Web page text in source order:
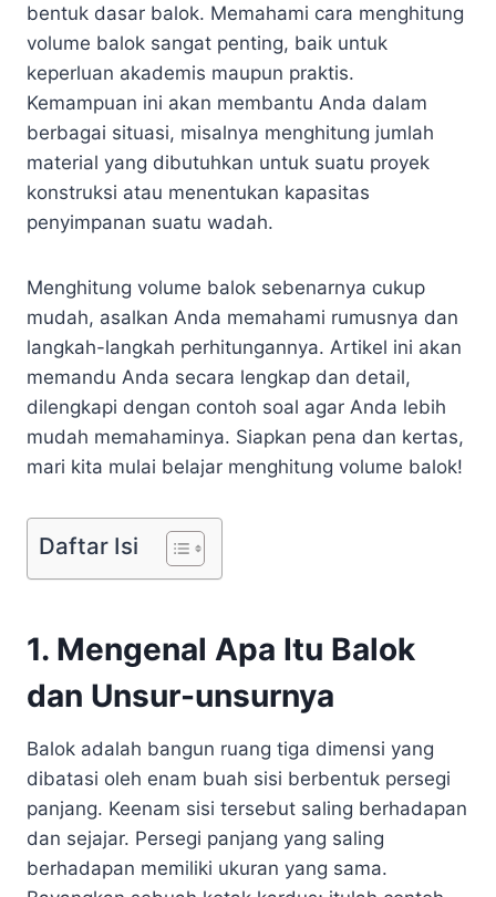
bentuk dasar balok. Memahami cara menghitung
volume balok sangat penting, baik untuk
keperluan akademis maupun praktis.
Kemampuan ini akan membantu Anda dalam
berbagai situasi, misalnya menghitung jumlah
material yang dibutuhkan untuk suatu proyek
konstruksi atau menentukan kapasitas
penyimpanan suatu wadah.
Menghitung volume balok sebenarnya cukup
mudah, asalkan Anda memahami rumusnya dan
langkah-langkah perhitungannya. Artikel ini akan
memandu Anda secara lengkap dan detail,
dilengkapi dengan contoh soal agar Anda lebih
mudah memahaminya. Siapkan pena dan kertas,
mari kita mulai belajar menghitung volume balok!
Daftar Isi
1. Mengenal Apa Itu Balok
dan Unsur-unsurnya
Balok adalah bangun ruang tiga dimensi yang
dibatasi oleh enam buah sisi berbentuk persegi
panjang. Keenam sisi tersebut saling berhadapan
dan sejajar. Persegi panjang yang saling
berhadapan memiliki ukuran yang sama.